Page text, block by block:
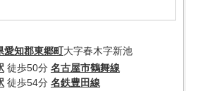
愛知郡東郷町大字春木字新池
徒歩50分 名古屋市鶴舞線
徒歩54分 名鉄豊田線